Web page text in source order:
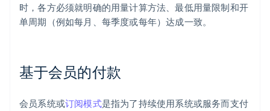
时，各方必须就明确的用量计算方法、最低用量限制和开
单周期（例如每月、每季度或每年）达成一致。
基于会员的付款
会员系统或订阅模式是指为了持续使用系统或服务而支付